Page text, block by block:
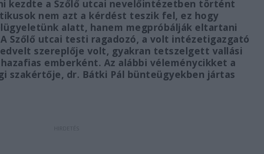
kezdte a Szőlő utcai nevelőintézetben történt
nem azt a kérdést teszik fel, ez hogy
alatt, hanem megpróbálják eltartani
Szőlő utcai testi ragadozó, a volt intézetigazgató
szereplője volt, gyakran tetszelgett vallási
emberként. Az alábbi véleménycikket a
szakértője, dr. Bátki Pál bünteügyekben jártas